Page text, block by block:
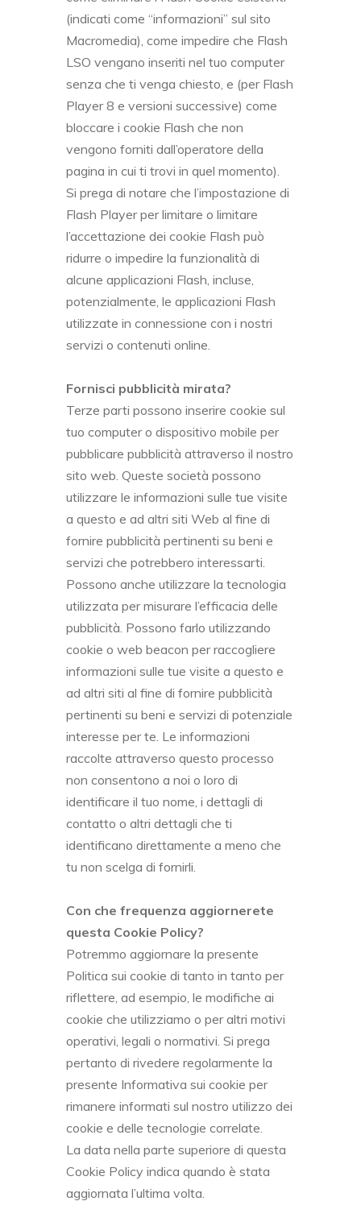
(indicati come “informazioni” sul sito
Macromedia), come impedire che Flash
LSO vengano inseriti nel tuo computer
senza che ti venga chiesto, e (per Flash
Player 8 e versioni successive) come
bloccare i cookie Flash che non
vengono forniti dall’operatore della
pagina in cui ti trovi in quel momento).
Si prega di notare che l’impostazione di
Flash Player per limitare o limitare
l’accettazione dei cookie Flash può
ridurre o impedire la funzionalità di
alcune applicazioni Flash, incluse,
potenzialmente, le applicazioni Flash
utilizzate in connessione con i nostri
servizi o contenuti online.
Fornisci pubblicità mirata?
Terze parti possono inserire cookie sul
tuo computer o dispositivo mobile per
pubblicare pubblicità attraverso il nostro
sito web. Queste società possono
utilizzare le informazioni sulle tue visite
a questo e ad altri siti Web al fine di
fornire pubblicità pertinenti su beni e
servizi che potrebbero interessarti.
Possono anche utilizzare la tecnologia
utilizzata per misurare l’efficacia delle
pubblicità. Possono farlo utilizzando
cookie o web beacon per raccogliere
informazioni sulle tue visite a questo e
ad altri siti al fine di fornire pubblicità
pertinenti su beni e servizi di potenziale
interesse per te. Le informazioni
raccolte attraverso questo processo
non consentono a noi o loro di
identificare il tuo nome, i dettagli di
contatto o altri dettagli che ti
identificano direttamente a meno che
tu non scelga di fornirli.
Con che frequenza aggiornerete
questa Cookie Policy?
Potremmo aggiornare la presente
Politica sui cookie di tanto in tanto per
riflettere, ad esempio, le modifiche ai
cookie che utilizziamo o per altri motivi
operativi, legali o normativi. Si prega
pertanto di rivedere regolarmente la
presente Informativa sui cookie per
rimanere informati sul nostro utilizzo dei
cookie e delle tecnologie correlate.
La data nella parte superiore di questa
Cookie Policy indica quando è stata
aggiornata l’ultima volta.